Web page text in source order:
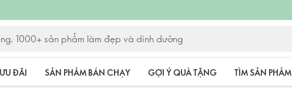
ƯU ĐÃI SẢN PHẨM BÁN CHẠY GỢI Ý QUÀ TẶNG TÌM SẢN PHẨM